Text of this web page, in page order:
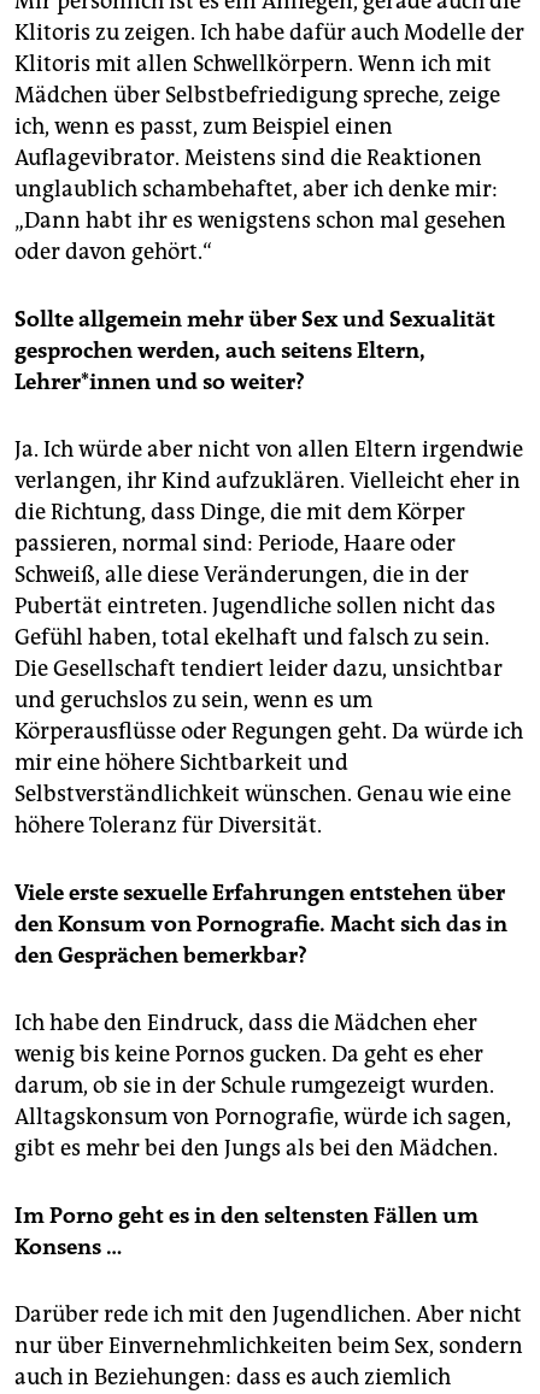
Klitoris zu zeigen. Ich habe dafür auch Modelle der
Klitoris mit allen Schwellkörpern. Wenn ich mit
Mädchen über Selbstbefriedigung spreche, zeige
ich, wenn es passt, zum Beispiel einen
Auflagevibrator. Meistens sind die Reaktionen
unglaublich schambehaftet, aber ich denke mir:
„Dann habt ihr es wenigstens schon mal gesehen
oder davon gehört.“
Sollte allgemein mehr über Sex und Sexualität
gesprochen werden, auch seitens Eltern,
Lehrer*innen und so weiter?
Ja. Ich würde aber nicht von allen Eltern irgendwie
verlangen, ihr Kind aufzuklären. Vielleicht eher in
die Richtung, dass Dinge, die mit dem Körper
passieren, normal sind: Periode, Haare oder
Schweiß, alle diese Veränderungen, die in der
Pubertät eintreten. Jugendliche sollen nicht das
Gefühl haben, total ekelhaft und falsch zu sein.
Die Gesellschaft tendiert leider dazu, unsichtbar
und geruchslos zu sein, wenn es um
Körperausflüsse oder Regungen geht. Da würde ich
mir eine höhere Sichtbarkeit und
Selbstverständlichkeit wünschen. Genau wie eine
höhere Toleranz für Diversität.
Viele erste sexuelle Erfahrungen entstehen über
den Konsum von Pornografie. Macht sich das in
den Gesprächen bemerkbar?
Ich habe den Eindruck, dass die Mädchen eher
wenig bis keine Pornos gucken. Da geht es eher
darum, ob sie in der Schule rumgezeigt wurden.
Alltagskonsum von Pornografie, würde ich sagen,
gibt es mehr bei den Jungs als bei den Mädchen.
Im Porno geht es in den seltensten Fällen um
Konsens …
Darüber rede ich mit den Jugendlichen. Aber nicht
nur über Einvernehmlichkeiten beim Sex, sondern
auch in Beziehungen: dass es auch ziemlich